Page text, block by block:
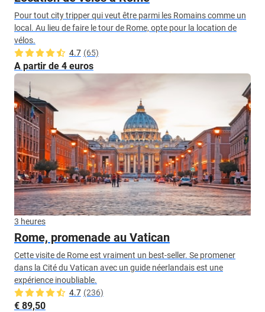
Pour tout city tripper qui veut être parmi les Romains comme un
local. Au lieu de faire le tour de Rome, opte pour la location de
vélos.
4.7 (65)
A partir de 4 euros
3 heures
Rome, promenade au Vatican
Cette visite de Rome est vraiment un best-seller. Se promener
dans la Cité du Vatican avec un guide néerlandais est une
expérience inoubliable.
4.7 (236)
€ 89,50